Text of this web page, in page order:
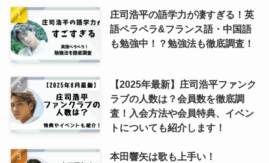
庄司浩平の語学力が凄すぎる！英
語ペラペラ&フランス語・中国語
も勉強中！？勉強法も徹底調査！
【2025年最新】庄司浩平ファンク
ラブの人数は？会員数を徹底調
査！入会方法や会員特典、イベン
トについても紹介します！
本田響矢は歌も上手い！